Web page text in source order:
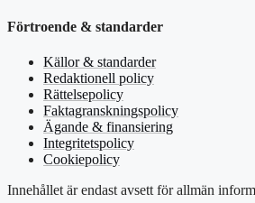
Förtroende & standarder
Källor & standarder
Redaktionell policy
Rättelsepolicy
Faktagranskningspolicy
Ägande & finansiering
Integritetspolicy
Cookiepolicy
Innehållet är endast avsett för allmän